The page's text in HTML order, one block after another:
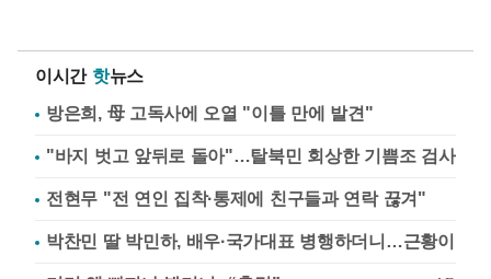
이시간 핫뉴스
방은희, 母 고독사에 오열 "이틀 만에 발견"
"바지 벗고 앞뒤로 돌아"…탈북민 회상한 기쁨조 검사
전현무 "전 연인 집착·통제에 친구들과 연락 끊겨"
박찬민 딸 박민하, 배우·국가대표 병행하더니…근황이